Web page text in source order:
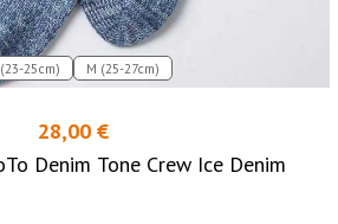
25cm) M (25-27cm)
28,00 €
Denim Tone Crew Ice Denim